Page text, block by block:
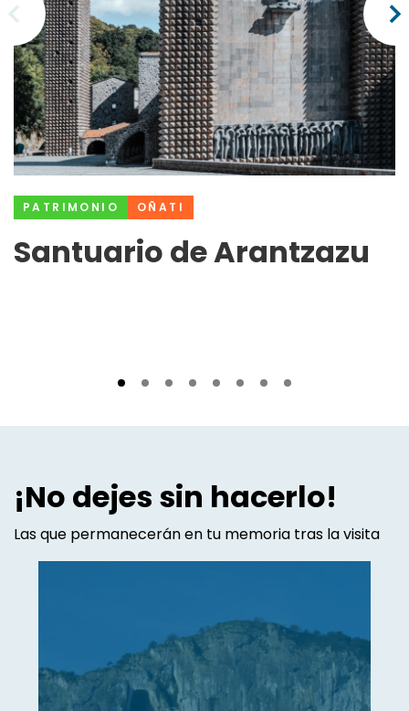
PATRIMONIO OÑATI
Santuario de Arantzazu
¡No dejes sin hacerlo!
Las que permanecerán en tu memoria tras la visita